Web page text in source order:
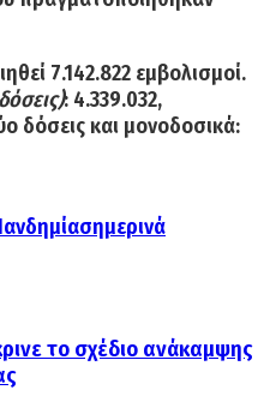
7.142.822 εμβολισμοί.
: 4.339.032,
δόσεις και μονοδοσικά:
σημερινά
το σχέδιο ανάκαμψης